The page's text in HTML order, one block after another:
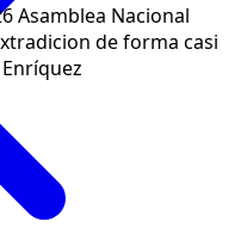
Asamblea Nacional
de forma casi